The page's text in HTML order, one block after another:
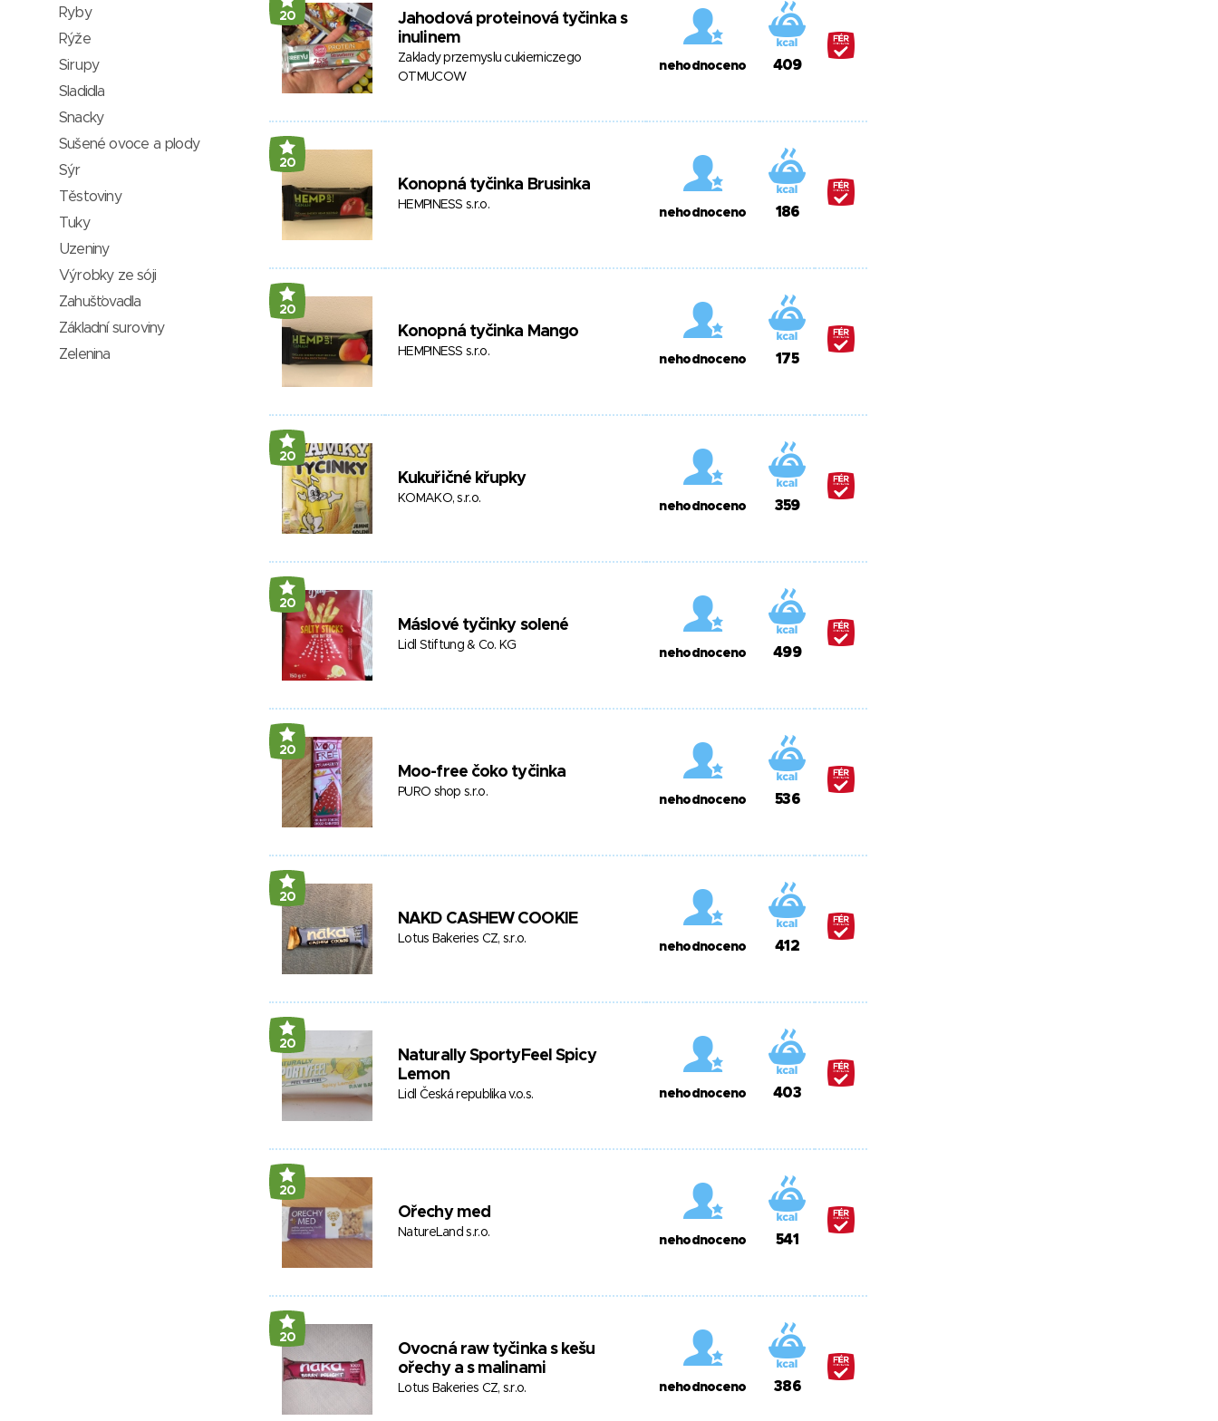
20
Jahodová proteinová tyčinka s
inulinem
Zaklady przemyslu cukierniczego
OTMUCOW
nehodnoceno 409
20
Konopná tyčinka Brusinka
HEMPINESS s.r.o.
nehodnoceno 186
20
Konopná tyčinka Mango
HEMPINESS s.r.o.
nehodnoceno 175
20
Kukuřičné křupky
KOMAKO, s.r.o.
nehodnoceno 359
20
Máslové tyčinky solené
Lidl Stiftung & Co. KG
nehodnoceno 499
20
Moo-free čoko tyčinka
PURO shop s.r.o.
nehodnoceno 536
20
NAKD CASHEW COOKIE
Lotus Bakeries CZ, s.r.o.
nehodnoceno 412
20
Naturally SportyFeel Spicy
Lemon
Lidl Česká republika v.o.s. nehodnoceno 403
20
Ořechy med
NatureLand s.r.o.
nehodnoceno 541
20
Ovocná raw tyčinka s kešu
ořechy a s malinami
Lotus Bakeries CZ, s.r.o. nehodnoceno 386
Ryby
Rýže
Sirupy
Sladidla
Snacky
Sušené ovoce a plody
Sýr
Těstoviny
Tuky
Uzeniny
Výrobky ze sóji
Zahušťovadla
Základní suroviny
Zelenina